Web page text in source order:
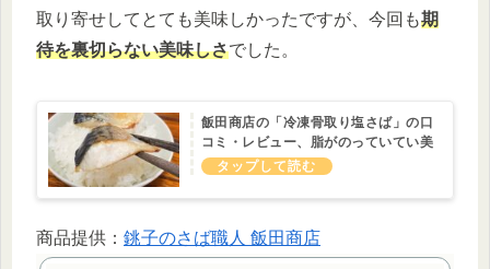
取り寄せしてとても美味しかったですが、今回も期
待を裏切らない美味しさでした。
飯田商店の「冷凍骨取り塩さば」の口
コミ・レビュー、脂がのっていてい美
味しい！
商品提供： 銚子のさば職人 飯田商店